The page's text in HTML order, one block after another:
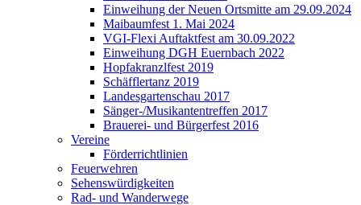
Einweihung der Neuen Ortsmitte am 29.09.2024
Maibaumfest 1. Mai 2024
VGI-Flexi Auftaktfest am 30.09.2022
Einweihung DGH Euernbach 2022
Hopfakranzlfest 2019
Schäfflertanz 2019
Landesgartenschau 2017
Sänger-/Musikantentreffen 2017
Brauerei- und Bürgerfest 2016
Vereine
Förderrichtlinien
Feuerwehren
Sehenswürdigkeiten
Rad- und Wanderwege